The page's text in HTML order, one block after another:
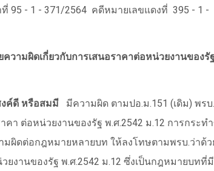
ที่ 95 - 1 - 371/2564 คดีหมายเลขแดงที่ 395 - 1 -
วามผิดเกี่ยวกับการเสนอราคาต่อหน่วยงานของรั
ค์ดี หรือสมมี
มีความผิด ตามปอ.ม.151 (เดิม) พรบ
คา ต่อหน่วยงานของรัฐ พ.ศ.2542 ม.12 การกระท
ามผิดต่อกฎหมายหลายบท ให้ลงโทษตามพรบ.ว่าด้
ยงานของรัฐ พ.ศ.2542 ม.12 ซึ่งเป็นกฎหมายบทที่